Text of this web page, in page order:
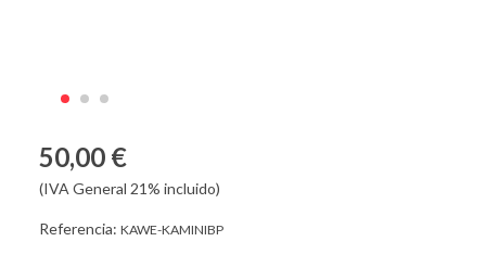
50,00 €
(IVA General 21% incluido)
Referencia: KAWE-KAMINIBP